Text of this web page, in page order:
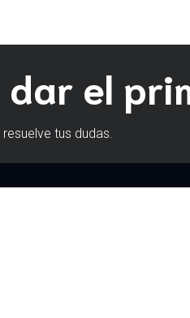
dar el
tus dudas.